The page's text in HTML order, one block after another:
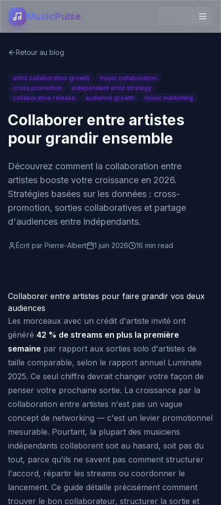
MusicPulse
Retour au blog
artist collaboration growth
music collaboration
cross promotion
independent artist strategy
collaborative release
audience growth music marketing
Collaborer entre artistes
pour grandir ensemble
Découvrez comment la collaboration entre
artistes booste votre croissance en 2026.
Stratégies basées sur les données : cross-
promotion, sorties collaboratives et partage
d'audiences entre indépendants.
Écrit par Pierre-Albert 1 juin 2026 16 min read
Collaborer entre artistes pour faire grandir vos deux
audiences
Les morceaux avec un crédit d'artiste invité ont
généré 42 % de streams en plus la première
semaine par rapport aux sorties solo d'artistes de
taille comparable, selon le rapport annuel Luminate
2025. Ce seul chiffre devrait changer votre façon de
penser votre prochaine sortie. La croissance par la
collaboration entre artistes n'est pas un vague
concept de networking — c'est un levier promotionnel
mesurable. Pourtant, la plupart des musiciens
indépendants collaborent soit au hasard, soit pas du
tout, parce qu'ils ne savent pas comment structurer
l'accord, répartir les streams ou coordonner le
lancement. Ce guide détaille précisément comment
trouver le bon collaborateur, structurer la sortie et